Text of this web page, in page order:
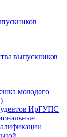
выпускников
молодого
ИрГУПС